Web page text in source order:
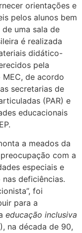
orientações e
pelos alunos bem
uma sala de
é realizada
didático-
pela
de acordo
secretarias de
(PAR) e
educacionais
a meados da
com a
especiais e
deficiências.
foi
para a
educação inclusiva
na década de 90,